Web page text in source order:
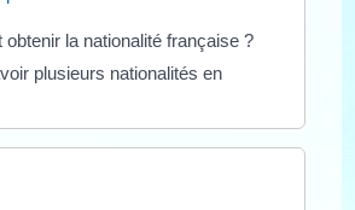
obtenir la nationalité française ?
plusieurs nationalités en